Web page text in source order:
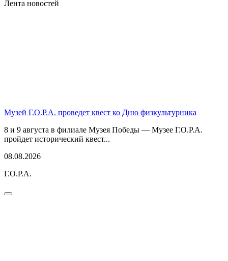
Лента новостей
Музей Г.О.Р.А. проведет квест ко Дню физкультурника
8 и 9 августа в филиале Музея Победы — Музее Г.О.Р.А.
пройдет исторический квест...
08.08.2026
Г.О.Р.А.